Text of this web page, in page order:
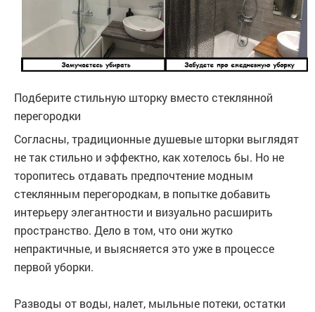
Подберите стильную шторку вместо стеклянной
перегородки
Согласны, традиционные душевые шторки выглядят
не так стильно и эффектно, как хотелось бы. Но не
торопитесь отдавать предпочтение модным
стеклянным перегородкам, в попытке добавить
интерьеру элегантности и визуально расширить
пространство. Дело в том, что они жутко
непрактичные, и выясняется это уже в процессе
первой уборки.
Разводы от воды, налет, мыльные потеки, остатки